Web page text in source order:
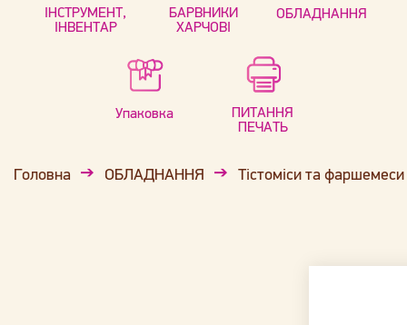
ІНСТРУМЕНТ,
ІНВЕНТАР
БАРВНИКИ
ХАРЧОВІ
ОБЛАДНАННЯ
Упаковка
ПИТАННЯ
ПЕЧАТЬ
Головна ОБЛАДНАННЯ Тістоміси та фаршемеси